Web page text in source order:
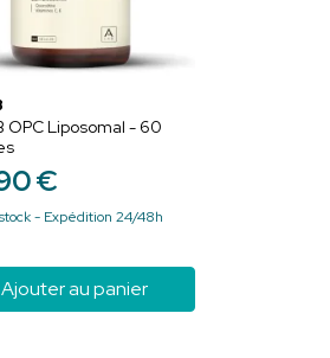
OPC Liposomal - 60
€
- Expédition 24/48h
Ajouter au panier